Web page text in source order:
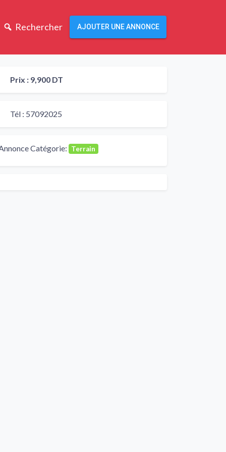
Rechercher AJOUTER UNE ANNONCE
Prix : 9,900 DT
Tél : 57092025
Catégorie: Terrain